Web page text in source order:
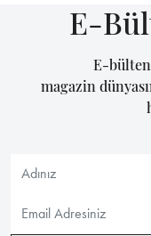
E-
E-
magazin